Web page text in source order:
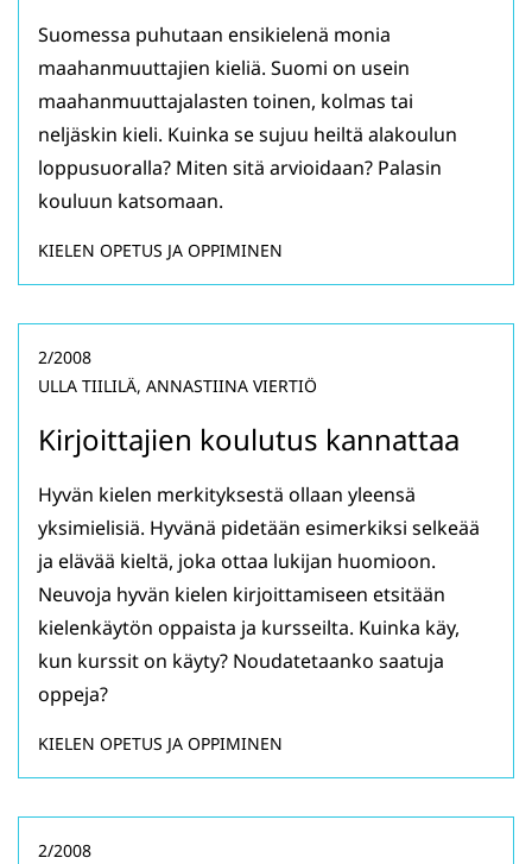
Suomessa puhutaan ensikielenä monia
maahanmuuttajien kieliä. Suomi on usein
maahanmuuttajalasten toinen, kolmas tai
neljäskin kieli. Kuinka se sujuu heiltä alakoulun
loppusuoralla? Miten sitä arvioidaan? Palasin
kouluun katsomaan.
KIELEN OPETUS JA OPPIMINEN
Kirjoittajien koulutus kannattaa
2/2008
ULLA TIILILÄ, ANNASTIINA VIERTIÖ
Hyvän kielen merkityksestä ollaan yleensä
yksimielisiä. Hyvänä pidetään esimerkiksi selkeää
ja elävää kieltä, joka ottaa lukijan huomioon.
Neuvoja hyvän kielen kirjoittamiseen etsitään
kielenkäytön oppaista ja kursseilta. Kuinka käy,
kun kurssit on käyty? Noudatetaanko saatuja
oppeja?
KIELEN OPETUS JA OPPIMINEN
2/2008